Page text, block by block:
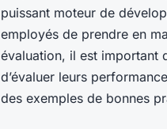
puissant moteur de
employés de prendre en
évaluation, il est important
d’évaluer leurs
des exemples de bonnes